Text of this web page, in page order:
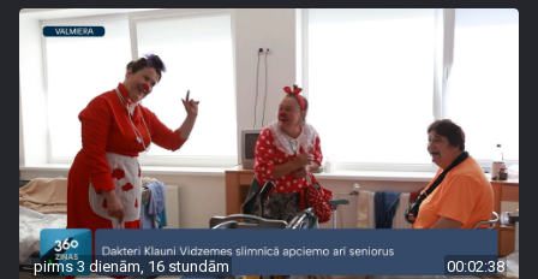
pirms 3 dienām, 16 stundām 00:02:38